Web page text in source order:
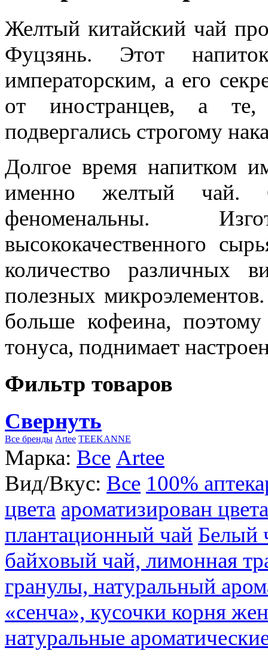
Желтый китайский чай
Фуцзянь. Этот
императорским, а его
от иностранцев, а
подвергались строгому
Долгое время напитком
именно желтый чай.
феноменальны.
высококачественного
количество различных
полезных
больше кофеина,
тонуса, поднимает
Фильтр товаров
Свернуть
Все бренды Artee TEEKANNE
Марка: Все Artee
Вид/Вкус: Все 100%
цвета ароматизирован
плантационный чай Белый
байховый чай, лимонная
гранулы, натуральный
«сенча», кусочки корня
натуральные